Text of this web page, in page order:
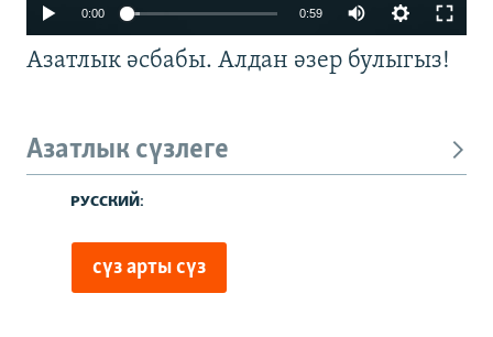
0:00 0:59
Азатлык әсбабы. Алдан әзер булыгыз!
Азатлык сүзлеге